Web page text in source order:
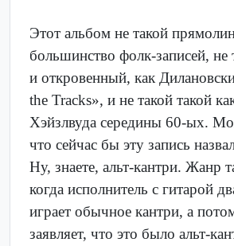
Этот альбом не такой
большинство фолк-записей, не
и откровенный, как
the Tracks», и не такой такой
Хэйзлвуда середины 60-ых.
что сейчас бы эту запись
Ну, знаете, альт-кантри. Жанр
когда исполнитель с гитарой
играет обычное кантри, а
заявляет, что это было альт-